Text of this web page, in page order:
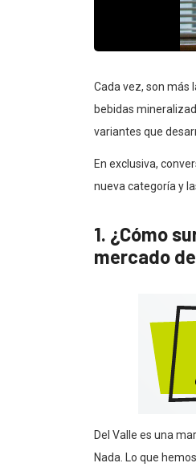
Cada vez, son más
bebidas
variantes que
En exclusiva,
nueva categoría y
1. ¿Cómo
mercado
Del Valle es una
Nada. Lo que